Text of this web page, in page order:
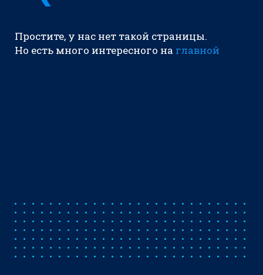
Простите, у нас нет такой страницы.
Но есть много интересного на главной